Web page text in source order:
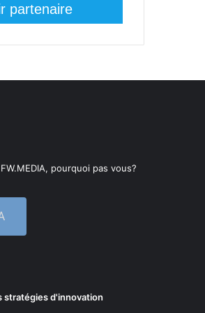
partenaire
pourquoi pas vous?
stratégies d'innovation